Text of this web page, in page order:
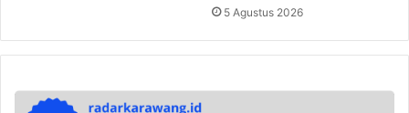
5 Agustus 2026